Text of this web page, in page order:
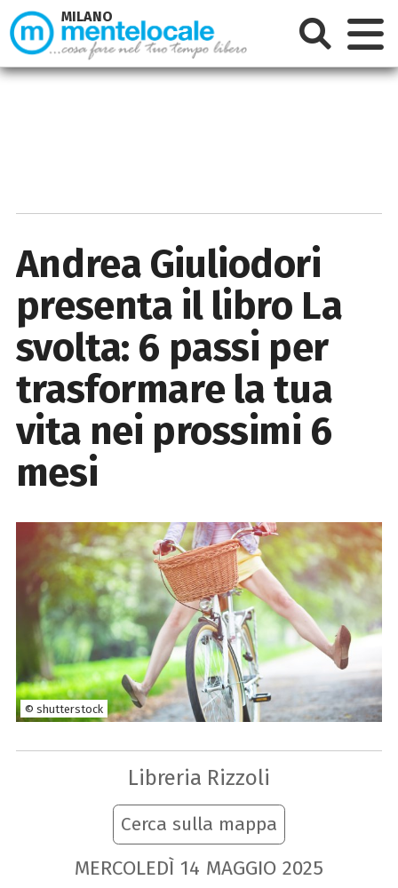
Andrea Giuliodori
presenta il libro La
svolta: 6 passi per
trasformare la tua
vita nei prossimi 6
mesi
© shutterstock
Libreria Rizzoli
Cerca sulla mappa
MERCOLEDÌ 14 MAGGIO 2025
MILANO